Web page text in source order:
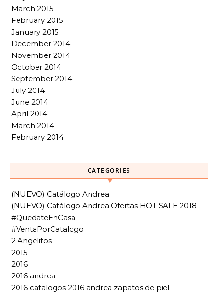
March 2015
February 2015
January 2015
December 2014
November 2014
October 2014
September 2014
July 2014
June 2014
April 2014
March 2014
February 2014
CATEGORIES
(NUEVO) Catálogo Andrea
(NUEVO) Catálogo Andrea Ofertas HOT SALE 2018
#QuedateEnCasa
#VentaPorCatalogo
2 Angelitos
2015
2016
2016 andrea
2016 catalogos 2016 andrea zapatos de piel